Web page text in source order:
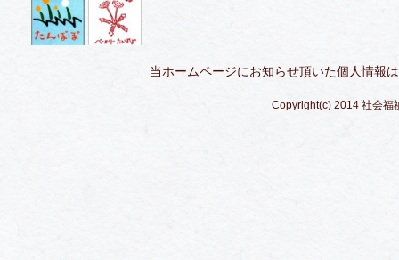
当ホームページにお知らせ頂いた個人情報
Copyright(c) 2014 社会